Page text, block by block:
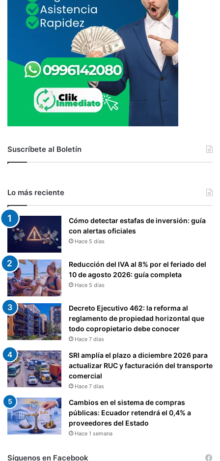
Suscríbete al Boletín
Lo más reciente
Cómo detectar estafas de inversión: guía
con alertas oficiales
Hace 5 días
Reducción del IVA al 8% por el feriado del
10 de agosto 2026: guía completa
Hace 5 días
Decreto Ejecutivo 462: la reforma al
reglamento de propiedad horizontal que
todo copropietario debe conocer
Hace 7 días
SRI amplía el plazo a diciembre 2026 para
actualizar RUC y facturación del transporte
comercial
Hace 7 días
Cambios en el sistema de compras
públicas: Ecuador retendrá el 0,4% a
proveedores del Estado
Hace 1 semana
Síguenos en Facebook